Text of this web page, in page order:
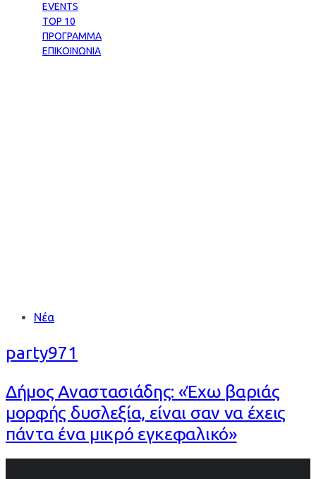
EVENTS
TOP 10
ΠΡΟΓΡΑΜΜΑ
ΕΠΙΚΟΙΝΩΝΙΑ
Tags Νέα
party971
Δήμος Αναστασιάδης: «Έχω βαριάς
μορφής δυσλεξία, είναι σαν να έχεις
πάντα ένα μικρό εγκεφαλικό»